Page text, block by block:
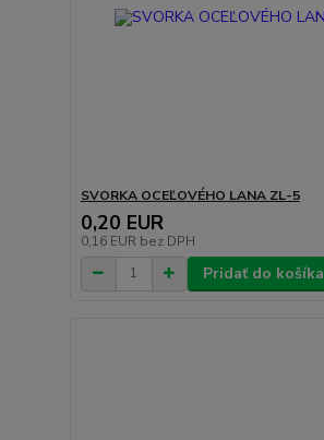
SVORKA OCEĽOVÉHO LANA ZL-5
0,20 EUR
0,16 EUR bez DPH
Pridať do košíka